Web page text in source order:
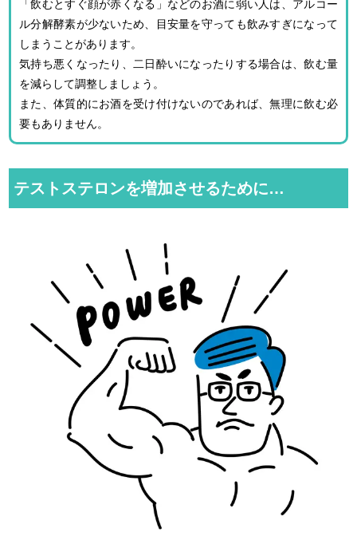
「飲むとすぐ顔が赤くなる」などのお酒に弱い人は、アルコー
ル分解酵素が少ないため、目安量を守っても飲みすぎになって
しまうことがあります。
気持ち悪くなったり、二日酔いになったりする場合は、飲む量
を減らして調整しましょう。
また、体質的にお酒を受け付けないのであれば、無理に飲む必
要もありません。
テストステロンを増加させるために…